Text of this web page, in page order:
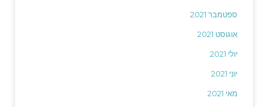
ספטמבר 2021
אוגוסט 2021
יולי 2021
יוני 2021
מאי 2021